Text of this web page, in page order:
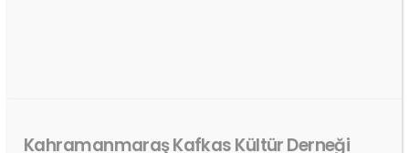
Kahramanmaraş Kafkas Kültür Derneği